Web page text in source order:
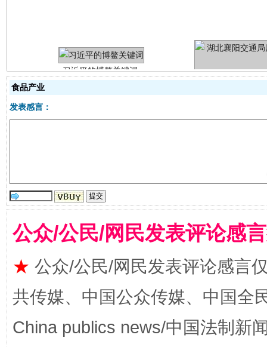
揭批美国五大"原罪" "炒
食品产业
发表感言：
公众/公民/网民发表评论感
★ 公众/公民/网民发表评论感言
共传媒、中国公众传媒、中国全
China publics news/中国法制新